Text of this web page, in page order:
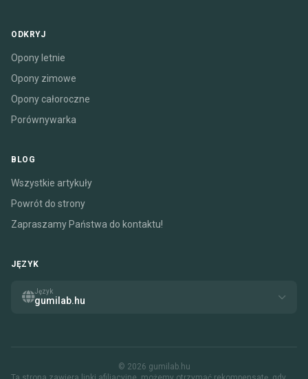
ODKRYJ
Opony letnie
Opony zimowe
Opony całoroczne
Porównywarka
BLOG
Wszystkie artykuły
Powrót do strony
Zapraszamy Państwa do kontaktu!
JĘZYK
Język
gumilab.hu
© 2026 gumilab.hu